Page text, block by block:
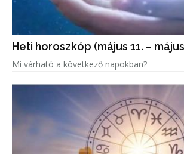
Heti horoszkóp (május 11. – május
Mi várható a következő napokban?